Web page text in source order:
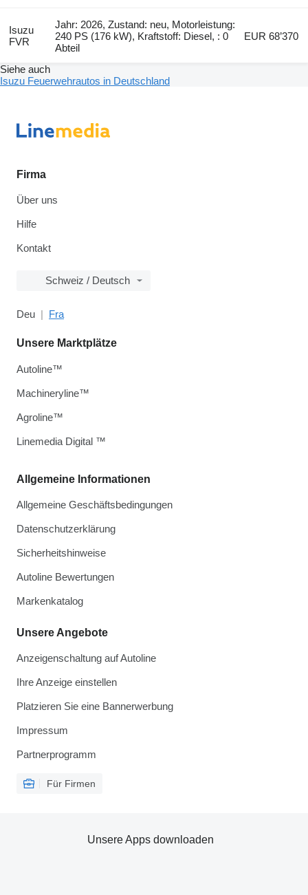
Isuzu
FVR
Jahr: 2026, Zustand: neu, Motorleistung:
240 PS (176 kW), Kraftstoff: Diesel, : 0
Abteil
EUR 68’370
Siehe auch
Isuzu Feuerwehrautos in Deutschland
Firma
Über uns
Hilfe
Kontakt
Schweiz / Deutsch
Deu Fra
Allgemeine Informationen
Allgemeine Geschäftsbedingungen
Datenschutzerklärung
Sicherheitshinweise
Autoline Bewertungen
Markenkatalog
Unsere Angebote
Anzeigenschaltung auf Autoline
Ihre Anzeige einstellen
Platzieren Sie eine Bannerwerbung
Impressum
Partnerprogramm
Für Firmen
Unsere Marktplätze
Autoline™
Machineryline™
Agroline™
Linemedia Digital ™
Unsere Apps downloaden